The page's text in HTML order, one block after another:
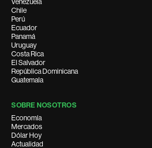
Chile
Perú
Ecuador
Panamá
Uruguay
Costa Rica
El Salvador
República Dominicana
Guatemala
SOBRE NOSOTROS
Economía
Mercados
Dólar Hoy
Actualidad